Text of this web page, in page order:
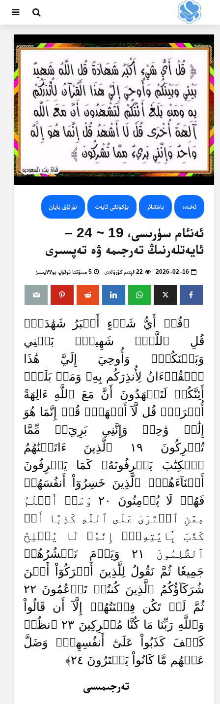
ئەقىدە باشقىلار بۈگۈنكى ئايەت نۇرلۇق بايان
ئەنئام سۈرىسى، 19 ~ 24 –
ئايەتلەرنىڭ تەرجىمە ۋە تەپسىرى
2026-02-16 22 قېتىم كۆرۈلدى 5 مىنۇتتا ئوقۇپ بولالايسىز
﴿قُلۡ أَيُّ شَيۡءٍ أَكۡبَرُ شَهَٰدَةٗۖ
قُلِ ٱللَّهُۖ شَهِيدُۢ بَيۡنِي
وَبَيۡنَكُمۡۚ وَأُوحِيَ إِلَيَّ هَٰذَا
ٱلۡقُرۡءَانُ لِأُنذِرَكُم بِهِۦ وَمَنۢ بَلَغَۚ
أَئِنَّكُمۡ لَتَشۡهَدُونَ أَنَّ مَعَ ٱللَّهِ ءَالِهَةً
أُخۡرَىٰۚ قُل لَّآ أَشۡهَدُۚ قُلۡ إِنَّمَا هُوَ
إِلَٰهٞ وَٰحِدٞ وَإِنَّنِي بَرِيٓءٞ مِّمَّا
تُشۡرِكُونَ ١٩ ٱلَّذِينَ ءَاتَيۡنَٰهُمُ
ٱلۡكِتَٰبَ يَعۡرِفُونَهُۥ كَمَا يَعۡرِفُونَ
أَبۡنَآءَهُمُۘ ٱلَّذِينَ خَسِرُوٓاْ أَنفُسَهُمۡ
فَهُمۡ لَا يُؤۡمِنُونَ ٢٠ وَمَنۡ أَظۡلَمُ
مِمَّنِ ٱفۡتَرَىٰ عَلَى ٱللَّهِ كَذِبًا أَوۡ
كَذَّبَ بِ‍َٔايَٰتِهِۦٓۚ إِنَّهُۥ لَا يُفۡلِحُ
ٱلظَّٰلِمُونَ ٢١ وَيَوۡمَ نَحۡشُرُهُمۡ
جَمِيعٗا ثُمَّ نَقُولُ لِلَّذِينَ أَشۡرَكُوٓاْ أَيۡنَ
شُرَكَآؤُكُمُ ٱلَّذِينَ كُنتُمۡ تَزۡعُمُونَ ٢٢
ثُمَّ لَمۡ تَكُن فِتۡنَتُهُمۡ إِلَّآ أَن قَالُواْ
وَٱللَّهِ رَبِّنَا مَا كُنَّا مُشۡرِكِينَ ٢٣ ٱنظُرۡ
كَيۡفَ كَذَبُواْ عَلَىٰٓ أَنفُسِهِمۡۚ وَضَلَّ
عَنۡهُم مَّا كَانُواْ يَفۡتَرُونَ ٢٤﴾
تەرجىمىسى